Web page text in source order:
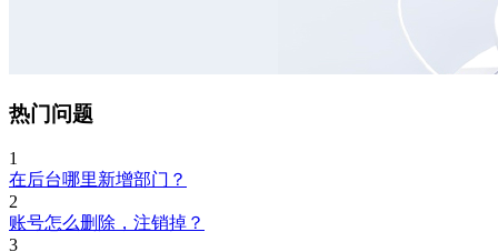
热门问题
1
在后台哪里新增部门？
2
账号怎么删除，注销掉？
3